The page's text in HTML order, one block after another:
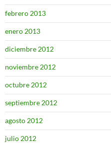
febrero 2013
enero 2013
diciembre 2012
noviembre 2012
octubre 2012
septiembre 2012
agosto 2012
julio 2012